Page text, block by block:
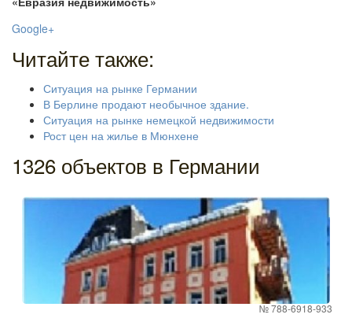
Google+
Читайте также:
Ситуация на рынке Германии
В Берлине продают необычное здание.
Ситуация на рынке немецкой недвижимости
Рост цен на жилье в Мюнхене
1326 объектов в Германии
№ 788-6918-933